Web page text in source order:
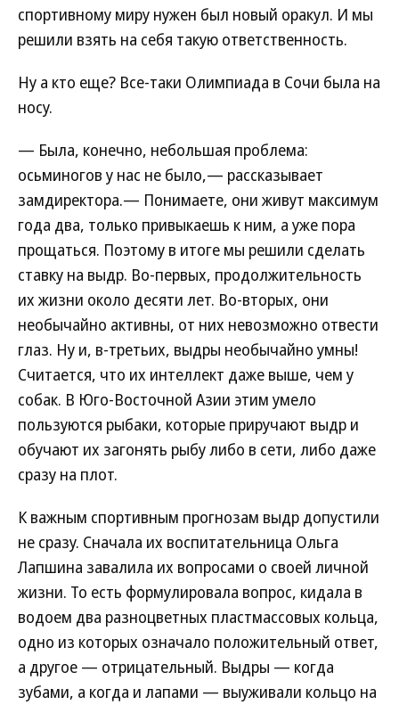
спортивному миру нужен был новый оракул. И мы
решили взять на себя такую ответственность.
Ну а кто еще? Все-таки Олимпиада в Сочи была на
носу.
— Была, конечно, небольшая проблема:
осьминогов у нас не было,— рассказывает
замдиректора.— Понимаете, они живут максимум
года два, только привыкаешь к ним, а уже пора
прощаться. Поэтому в итоге мы решили сделать
ставку на выдр. Во-первых, продолжительность
их жизни около десяти лет. Во-вторых, они
необычайно активны, от них невозможно отвести
глаз. Ну и, в-третьих, выдры необычайно умны!
Считается, что их интеллект даже выше, чем у
собак. В Юго-Восточной Азии этим умело
пользуются рыбаки, которые приручают выдр и
обучают их загонять рыбу либо в сети, либо даже
сразу на плот.
К важным спортивным прогнозам выдр допустили
не сразу. Сначала их воспитательница Ольга
Лапшина завалила их вопросами о своей личной
жизни. То есть формулировала вопрос, кидала в
водоем два разноцветных пластмассовых кольца,
одно из которых означало положительный ответ,
а другое — отрицательный. Выдры — когда
зубами, а когда и лапами — выуживали кольцо на